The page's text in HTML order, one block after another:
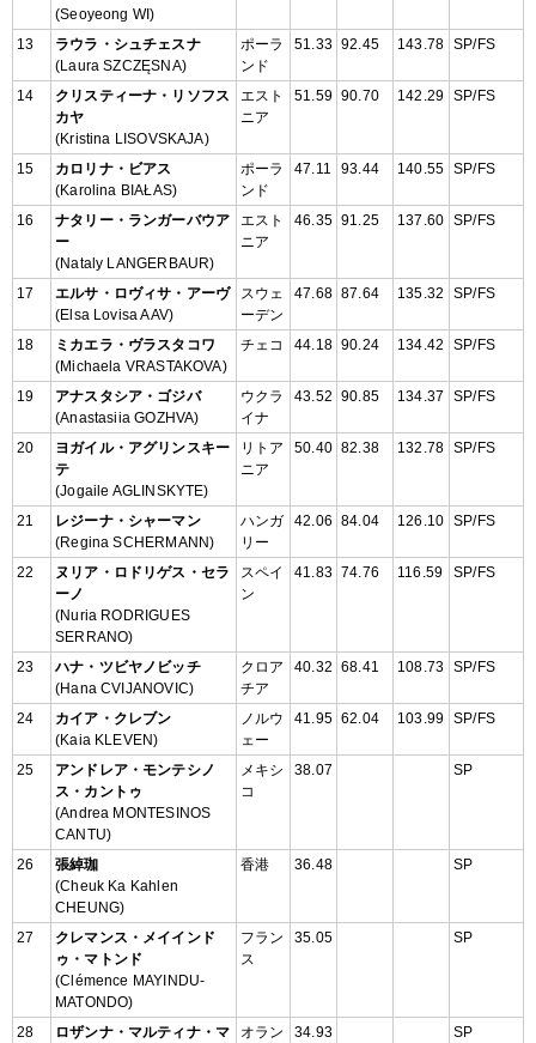
(Seoyeong WI)
13
ラウラ・シュチェスナ
(Laura SZCZĘSNA)
ポーラ
ンド
51.33 92.45 143.78 SP/FS
14
クリスティーナ・リソフス
カヤ
(Kristina LISOVSKAJA)
エスト
ニア
51.59 90.70 142.29 SP/FS
15
カロリナ・ビアス
(Karolina BIAŁAS)
ポーラ
ンド
47.11 93.44 140.55 SP/FS
16
ナタリー・ランガーバウア
ー
(Nataly LANGERBAUR)
エスト
ニア
46.35 91.25 137.60 SP/FS
17
エルサ・ロヴィサ・アーヴ
(Elsa Lovisa AAV)
スウェ
ーデン
47.68 87.64 135.32 SP/FS
18
ミカエラ・ヴラスタコワ
(Michaela VRASTAKOVA)
チェコ 44.18 90.24 134.42 SP/FS
19
アナスタシア・ゴジバ
(Anastasiia GOZHVA)
ウクラ
イナ
43.52 90.85 134.37 SP/FS
20
ヨガイル・アグリンスキー
テ
(Jogaile AGLINSKYTE)
リトア
ニア
50.40 82.38 132.78 SP/FS
21
レジーナ・シャーマン
(Regina SCHERMANN)
ハンガ
リー
42.06 84.04 126.10 SP/FS
22
ヌリア・ロドリゲス・セラ
ーノ
(Nuria RODRIGUES
SERRANO)
スペイ
ン
41.83 74.76 116.59 SP/FS
23
ハナ・ツビヤノビッチ
(Hana CVIJANOVIC)
クロア
チア
40.32 68.41 108.73 SP/FS
24
カイア・クレブン
(Kaia KLEVEN)
ノルウ
ェー
41.95 62.04 103.99 SP/FS
25
アンドレア・モンテシノ
ス・カントゥ
(Andrea MONTESINOS
CANTU)
メキシ
コ
38.07 SP
26
張綽珈
(Cheuk Ka Kahlen
CHEUNG)
香港 36.48 SP
27
クレマンス・メイインド
ゥ・マトンド
(Clémence MAYINDU-
MATONDO)
フラン
ス
35.05 SP
28
ロザンナ・マルティナ・マ
オラン
34.93 SP